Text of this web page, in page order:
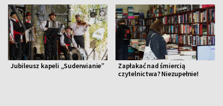
Jubileusz kapeli „Suderwianie”
Zapłakać nad śmiercią
czytelnictwa? Niezupełnie!